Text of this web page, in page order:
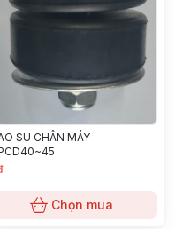
SU CHÂN MÁY
Chọn mua